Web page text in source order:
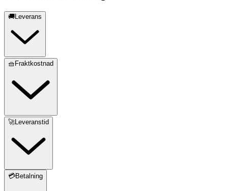
🚚Leverans
🧺Fraktkostnad
🚀Leveranstid
💳Betalning